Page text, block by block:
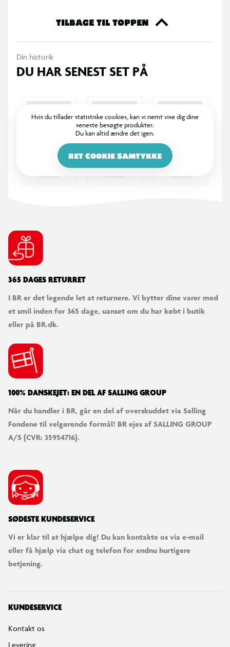
TILBAGE TIL TOPPEN
Din historik
DU HAR SENEST SET PÅ
Hvis du tillader statistiske cookies, kan vi nemt vise dig dine
seneste besøgte produkter.
Du kan altid ændre det igen.
RET COOKIE SAMTYKKE
365 DAGES RETURRET
I BR er det legende let at returnere. Vi bytter dine varer med
et smil inden for 365 dage, uanset om du har købt i butik
eller på BR.dk.
100% DANSKEJET: EN DEL AF SALLING GROUP
Når du handler i BR, går en del af overskuddet via Salling
Fondene til velgørende formål! BR ejes af SALLING GROUP
A/S (CVR: 35954716).
SØDESTE KUNDESERVICE
Vi er klar til at hjælpe dig! Du kan kontakte os via e-mail
eller få hjælp via chat og telefon for endnu hurtigere
betjening.
KUNDESERVICE
Kontakt os
Levering